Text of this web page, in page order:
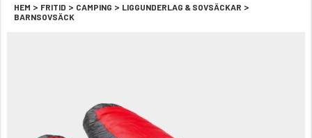
HEM > FRITID > CAMPING > LIGGUNDERLAG & SOVSÄCKAR >
BARNSOVSÄCK